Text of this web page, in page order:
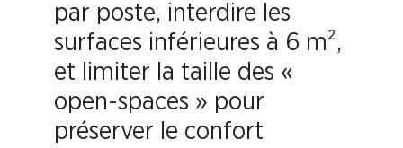
par poste, interdire les
surfaces inférieures à 6 m²,
et limiter la taille des «
open-spaces » pour
préserver le confort